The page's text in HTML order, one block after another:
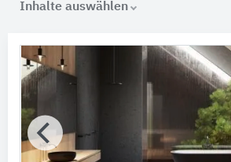
Inhalte auswählen